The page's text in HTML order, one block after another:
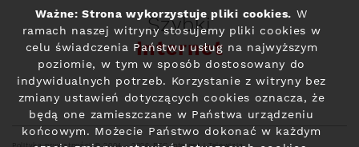
Szybki
Internet
Ważne: Strona wykorzystuje pliki cookies. W
ramach naszej witryny stosujemy pliki cookies w
celu świadczenia Państwu usług na najwyższym
poziomie, w tym w sposób dostosowany do
indywidualnych potrzeb. Korzystanie z witryny bez
zmiany ustawień dotyczących cookies oznacza, że
będą one zamieszczane w Państwa urządzeniu
końcowym. Możecie Państwo dokonać w każdym